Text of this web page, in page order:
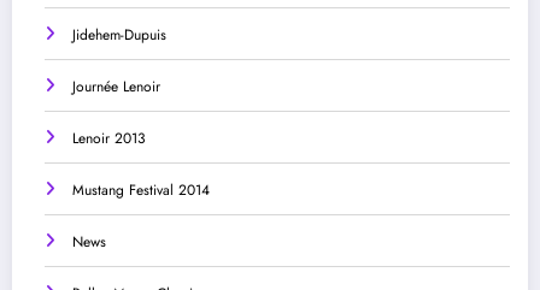
Jidehem-Dupuis
Journée Lenoir
Lenoir 2013
Mustang Festival 2014
News